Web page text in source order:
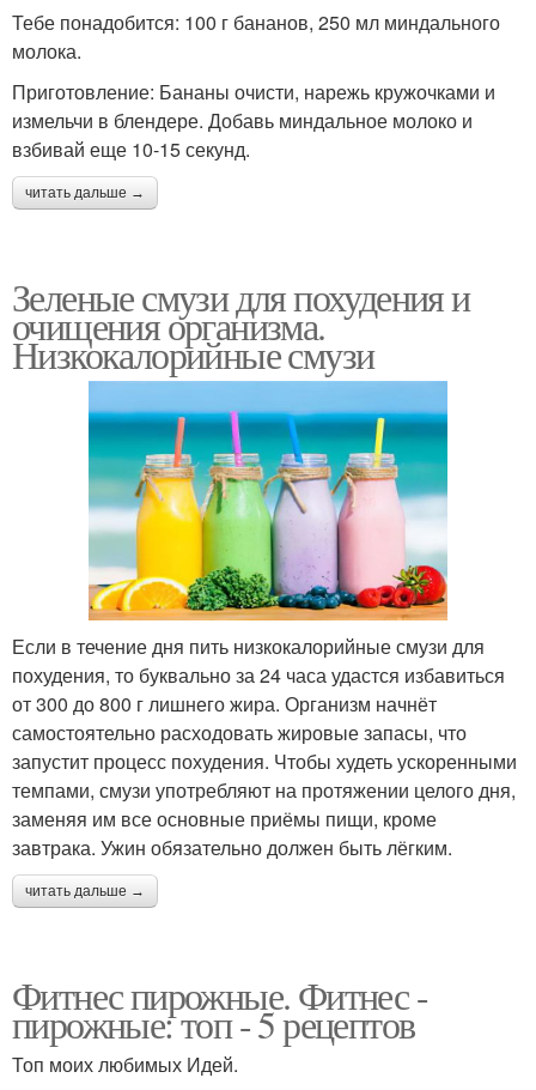
Тебе понадобится: 100 г бананов, 250 мл миндального
молока.
Приготовление: Бананы очисти, нарежь кружочками и
измельчи в блендере. Добавь миндальное молоко и
взбивай еще 10-15 секунд.
читать дальше →
Зеленые смузи для похудения и
очищения организма.
Низкокалорийные смузи
Если в течение дня пить низкокалорийные смузи для
похудения, то буквально за 24 часа удастся избавиться
от 300 до 800 г лишнего жира. Организм начнёт
самостоятельно расходовать жировые запасы, что
запустит процесс похудения. Чтобы худеть ускоренными
темпами, смузи употребляют на протяжении целого дня,
заменяя им все основные приёмы пищи, кроме
завтрака. Ужин обязательно должен быть лёгким.
читать дальше →
Фитнес пирожные. Фитнес -
пирожные: топ - 5 рецептов
Топ моих любимых Идей.